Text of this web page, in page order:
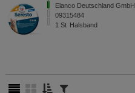
Elanco Deutschland GmbH
09315484
1 St Halsband